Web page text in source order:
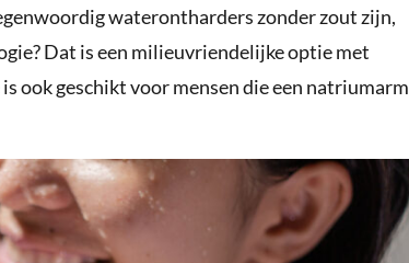
waterontharders zonder zout zijn,
Dat is een milieuvriendelijke optie met
ook geschikt voor mensen die een natriumarm